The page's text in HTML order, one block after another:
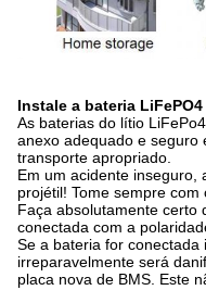
Instale a bateria LiFePO4
As baterias do lítio
anexo adequado e seguro
transporte apropriado.
Em um acidente inseguro,
projétil! Tome sempre
Faça absolutamente certo
conectada com a
Se a bateria for
irreparavelmente será
placa nova de BMS. Este